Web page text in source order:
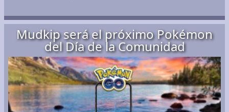
Mudkip será el próximo Pokémon
del Día de la Comunidad